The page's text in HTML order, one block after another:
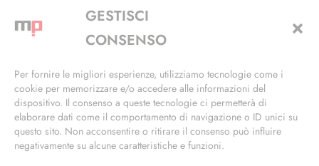
GESTISCI
CONSENSO
Per fornire le migliori esperienze, utilizziamo tecnologie come i
cookie per memorizzare e/o accedere alle informazioni del
dispositivo. Il consenso a queste tecnologie ci permetterà di
elaborare dati come il comportamento di navigazione o ID unici su
questo sito. Non acconsentire o ritirare il consenso può influire
negativamente su alcune caratteristiche e funzioni.
Via Alfieri, 27 - Trezzano Sul Naviglio (MI)
+39 02 4846 3155
info@masterphil.it